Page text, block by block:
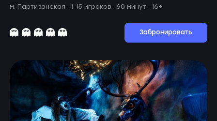
м. Партизанская · 1-15 игроков · 60 минут · 16+
Забронировать